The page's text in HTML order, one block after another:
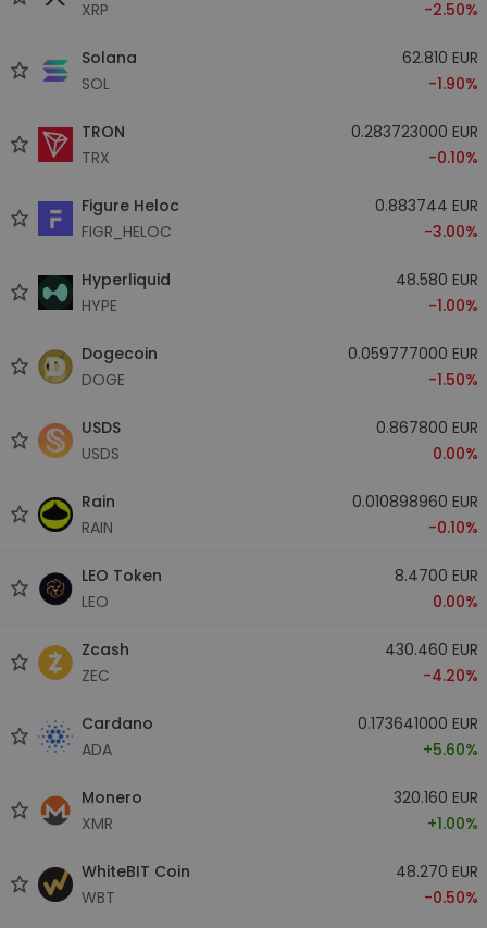
XRP
-2.50%
Solana
SOL
62.810 EUR
-1.90%
TRON
TRX
0.283723000 EUR
-0.10%
Figure Heloc
FIGR_HELOC
0.883744 EUR
-3.00%
Hyperliquid
HYPE
48.580 EUR
-1.00%
Dogecoin
DOGE
0.059777000 EUR
-1.50%
USDS
USDS
0.867800 EUR
0.00%
Rain
RAIN
0.010898960 EUR
-0.10%
LEO Token
LEO
8.4700 EUR
0.00%
Zcash
ZEC
430.460 EUR
-4.20%
Cardano
ADA
0.173641000 EUR
+5.60%
Monero
XMR
320.160 EUR
+1.00%
WhiteBIT Coin
WBT
48.270 EUR
-0.50%